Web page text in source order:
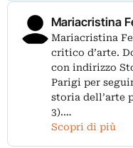
Mariacristina
Mariacristina
critico d’arte.
con indirizzo
Parigi per
storia dell’arte
3).…
Scopri di più